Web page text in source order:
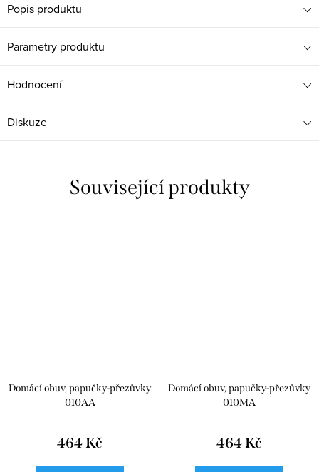
Popis produktu
Parametry produktu
Hodnocení
Diskuze
Související produkty
Domácí obuv, papučky-přezůvky
010AA
464 Kč
Domácí obuv, papučky-přezůvky
010MA
464 Kč